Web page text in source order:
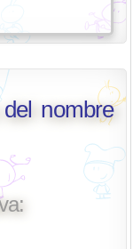
nombre